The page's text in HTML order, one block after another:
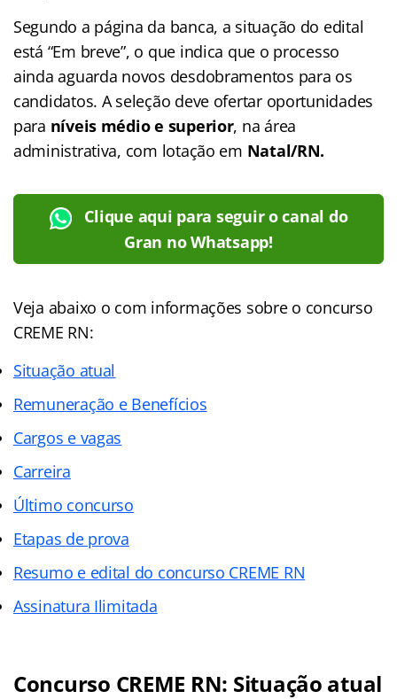
Segundo a página da banca, a situação do edital
está “Em breve”, o que indica que o processo
ainda aguarda novos desdobramentos para os
candidatos. A seleção deve ofertar oportunidades
para níveis médio e superior, na área
administrativa, com lotação em Natal/RN.
Clique aqui para seguir o canal do
Gran no Whatsapp!
Veja abaixo o com informações sobre o concurso
CREME RN:
Situação atual
Remuneração e Benefícios
Cargos e vagas
Carreira
Último concurso
Etapas de prova
Resumo e edital do concurso CREME RN
Assinatura Ilimitada
Concurso CREME RN: Situação atual